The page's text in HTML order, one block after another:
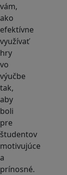
vám,
ako
efektívne
využívať
hry
vo
výučbe
tak,
aby
boli
pre
študentov
motivujúce
a
prínosné.